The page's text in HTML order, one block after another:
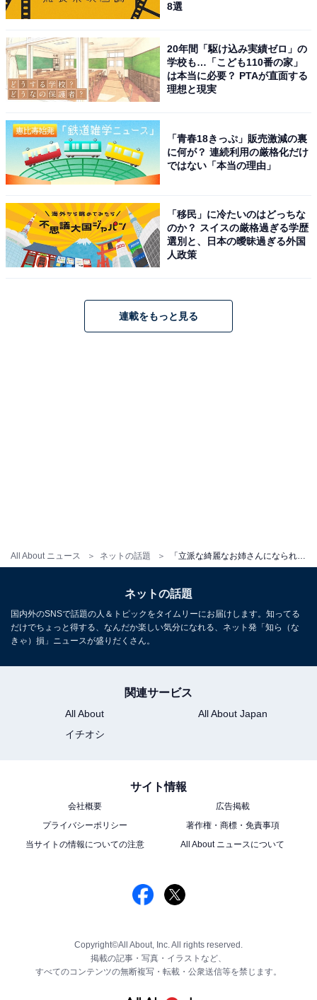
All About ニュース ネットの話題
8選
20年間「駆け込み実績ゼロ」の
学校も…「こども110番の家」
は本当に必要？ PTAが直面する
理想と現実
「青春18きっぷ」販売激減の裏
に何が？ 連続利用の厳格化だけ
ではない「本当の理由」
「移民」に冷たいのはどっちな
のか？ スイスの厳格過ぎる学歴
選別と、日本の曖昧過ぎる外国
人政策
連載をもっと見る
ネットの話題
国内外のSNSで話題の人＆トピックをタイムリーにお届けします。知ってる
だけでちょっと得する、なんだか楽しい気分になれる、ネット発「知ら（な
きゃ）損」ニュースが盛りだくさん。
関連サービス
All About
All About Japan
イチオシ
サイト情報
会社概要
広告掲載
プライバシーポリシー
著作権・商標・免責事項
当サイトの情報についての注意
All About ニュースについて
Copyright©All About, Inc. All rights reserved.
掲載の記事・写真・イラストなど、
すべてのコンテンツの無断複写・転載・公衆送信等を禁じます。